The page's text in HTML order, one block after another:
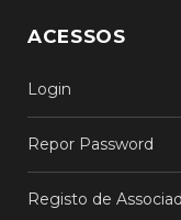
ACESSOS
Login
Repor Password
Registo de